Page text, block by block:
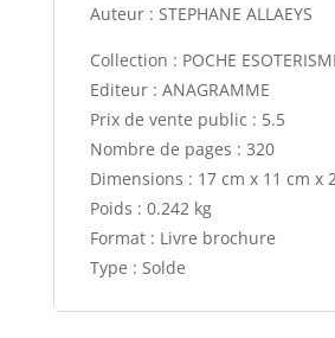
Auteur : STEPHANE ALLAEYS
Collection : POCHE
Editeur : ANAGRAMME
Prix de vente public : 5.5
Nombre de pages : 320
Dimensions : 17 cm x 11 cm x
Poids : 0.242 kg
Format : Livre brochure
Type : Solde